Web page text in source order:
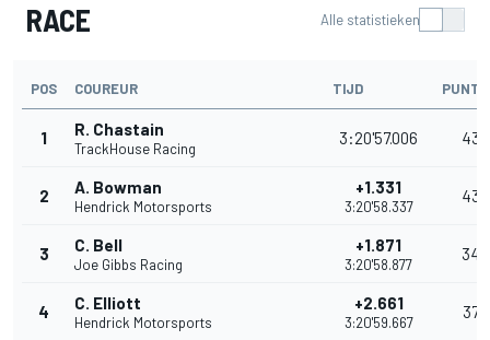
RACE Alle statistieken
POS COUREUR TIJD
1 R. Chastain
TrackHouse Racing
3:20'57.006 43
2 A. Bowman
Hendrick Motorsports
+1.331
3:20'58.337
43
3 C. Bell
Joe Gibbs Racing
+1.871
3:20'58.877
34
4 C. Elliott
Hendrick Motorsports
+2.661
3:20'59.667
37